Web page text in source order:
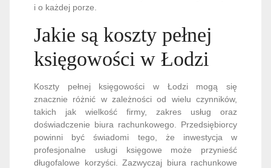
i o każdej porze.
Jakie są koszty pełnej
księgowości w Łodzi
Koszty pełnej księgowości w Łodzi mogą się
znacznie różnić w zależności od wielu czynników,
takich jak wielkość firmy, zakres usług oraz
doświadczenie biura rachunkowego. Przedsiębiorcy
powinni być świadomi tego, że inwestycja w
profesjonalne usługi księgowe może przynieść
długofalowe korzyści. Zazwyczaj biura rachunkowe